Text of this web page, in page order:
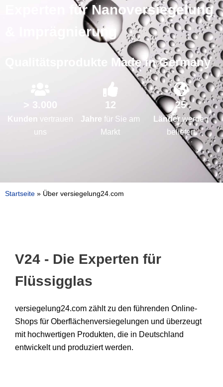
Experten für Nanoversiegelung
& Imprägnierung
Qualitätsprodukte Made in Germany
> 3.000
Kunden vertrauen
uns
12
Jahre für Sie am
Markt
25
Länderwerden
beliefert
Startseite » Über versiegelung24.com
V24 - Die Experten für
Flüssigglas
versiegelung24.com zählt zu den führenden Online-
Shops für Oberflächenversiegelungen und überzeugt
mit hochwertigen Produkten, die in Deutschland
entwickelt und produziert werden.